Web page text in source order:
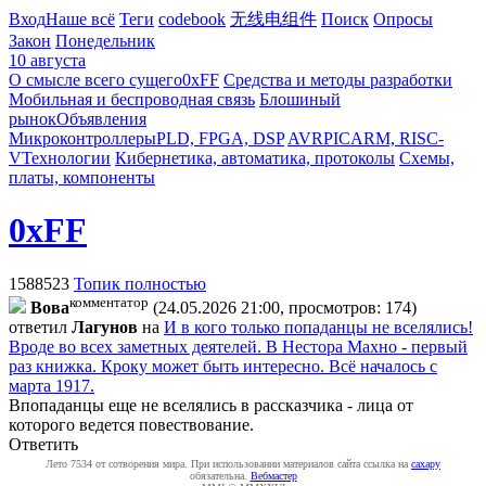
ВходНаше всё Теги codebook 无线电组件 Поиск Опросы
Закон Понедельник
10 августа
О смысле всего сущего0xFF Средства и методы разработки
Мобильная и беспроводная связь Блошиный
рынокОбъявления
МикроконтроллерыPLD, FPGA, DSP AVRPICARM, RISC-
VТехнологии Кибернетика, автоматика, протоколы Схемы,
платы, компоненты
0xFF
1588523 Топик полностью
Boвaкомментатор (24.05.2026 21:00, просмотров: 174)
ответил Лaгyнoв на И в кого только попаданцы не вселялись!
Вроде во всех заметных деятелей. В Нестора Махно - первый
раз книжка. Кроку может быть интересно. Всё началось с
марта 1917.
Впопаданцы еще не вселялись в рассказчика - лица от
которого ведется повествование.
Ответить
Лето 7534 от сотворения мира. При использовании материалов сайта ссылка на caxapу
обязательна. Вебмастер